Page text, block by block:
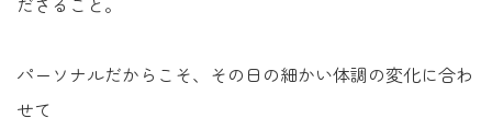
パーソナルだからこそ、その日の細かい体調の変化に合わ
せて